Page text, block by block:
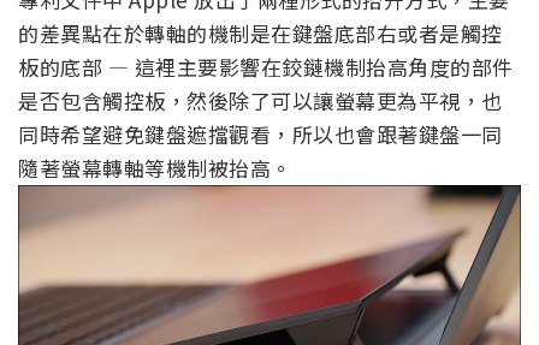
的差異點在於轉軸的機制是在鍵盤底部右或者是觸控
板的底部 — 這裡主要影響在鉸鏈機制抬高角度的部件
是否包含觸控板，然後除了可以讓螢幕更為平視，也
同時希望避免鍵盤遮擋觀看，所以也會跟著鍵盤一同
隨著螢幕轉軸等機制被抬高。